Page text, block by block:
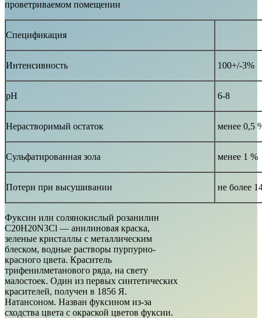
проветриваемом помещении
Спецификация
Интенсивность 100+/-3%
pH 6-8
Нерастворимый остаток менее 0,5
Сульфатированная зола менее 1 %
Потери при высушивании не более
Фуксин или солянокислый розанилин
C20H20N3Cl — анилиновая краска,
зеленые кристаллы с металлическим
блеском, водные растворы пурпурно-
красного цвета. Краситель
трифенилметанового ряда, на свету
малостоек. Один из первых синтетических
красителей, получен в 1856 Я.
Натансоном. Назван фуксином из-за
сходства цвета с окраской цветов фуксии.